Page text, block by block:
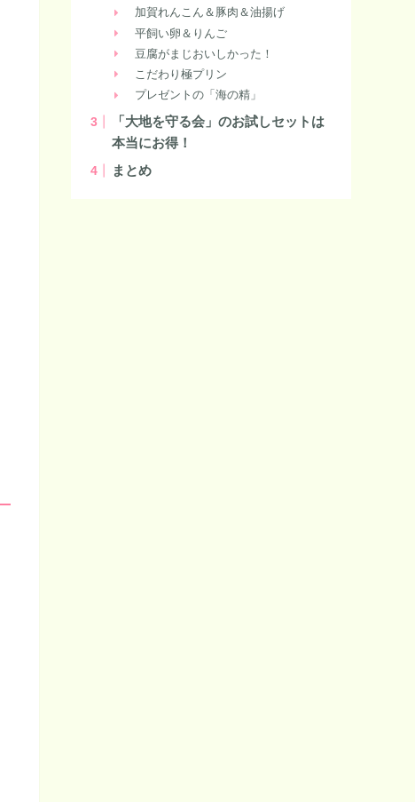
加賀れんこん＆豚肉＆油揚げ
平飼い卵＆りんご
豆腐がまじおいしかった！
こだわり極プリン
プレゼントの「海の精」
「大地を守る会」のお試しセットは
本当にお得！
まとめ